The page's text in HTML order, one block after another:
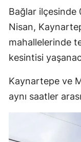
Bağlar ilçesinde
Nisan,
mahallelerinde
kesintisi
Kaynartepe ve
aynı saatler